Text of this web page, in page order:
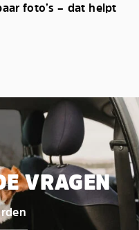
foto’s – dat helpt
VRAGEN